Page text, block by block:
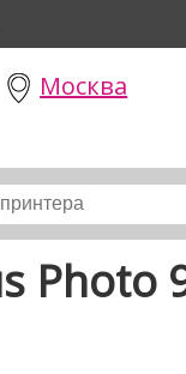
Москва
Photo